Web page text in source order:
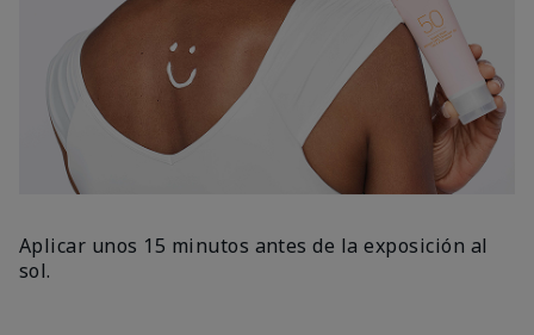
Aplicar unos 15 minutos antes de la exposición al
sol.